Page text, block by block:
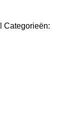
Categorieën: